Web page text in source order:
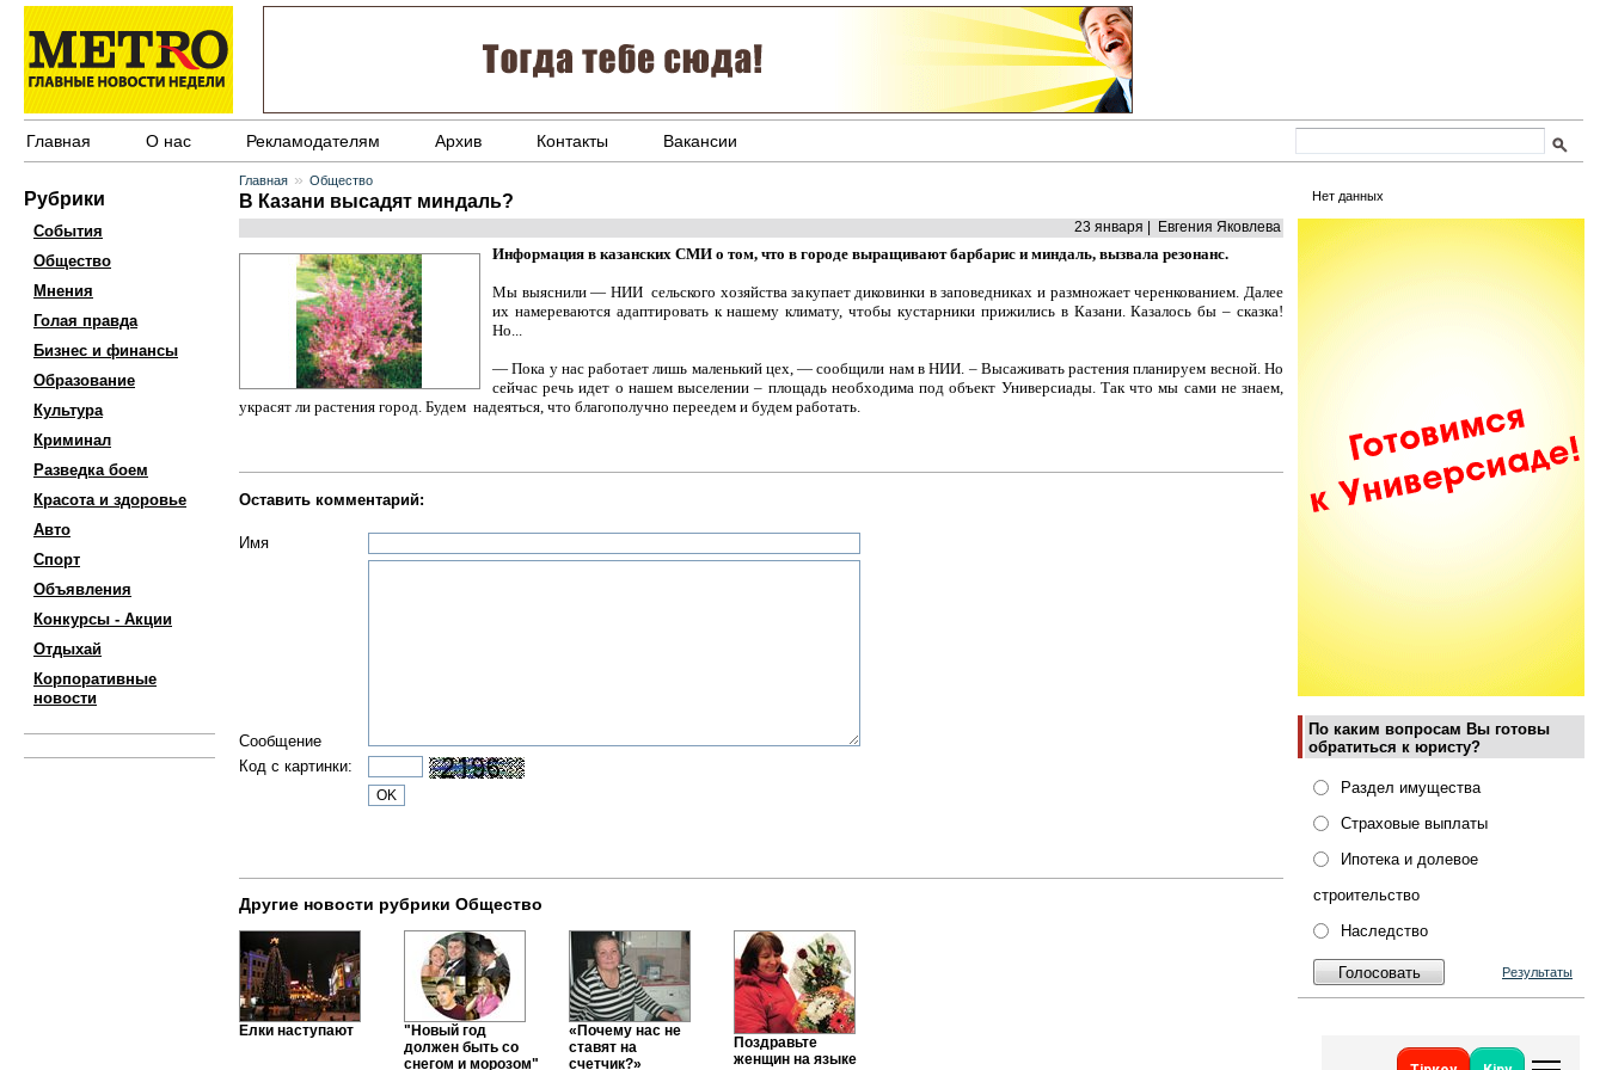
Главная О нас Рекламодателям Архив Контакты Вакансии
Рубрики
События
Общество
Мнения
Голая правда
Бизнес и финансы
Образование
Культура
Криминал
Разведка боем
Красота и здоровье
Авто
Спорт
Объявления
Конкурсы - Акции
Отдыхай
Корпоративные
новости
Нет данных
По каким вопросам Вы готовы
обратиться к юристу?
Раздел имущества
Страховые выплаты
Ипотека и долевое
строительство
Наследство
Результаты
Главная » Общество
В Казани высадят миндаль?
23 января | Евгения Яковлева
Информация в казанских СМИ о том, что в городе выращивают барбарис и миндаль, вызвала резонанс.
Мы выяснили — НИИ сельского хозяйства закупает диковинки в заповедниках и размножает черенкованием. Далее
их намереваются адаптировать к нашему климату, чтобы кустарники прижились в Казани. Казалось бы – сказка!
Но...
— Пока у нас работает лишь маленький цех, — сообщили нам в НИИ. – Высаживать растения планируем весной. Но
сейчас речь идет о нашем выселении – площадь необходима под объект Универсиады. Так что мы сами не знаем,
украсят ли растения город. Будем надеяться, что благополучно переедем и будем работать.
Оставить комментарий:
Имя
Сообщение
Код с картинки:
Другие новости рубрики Общество
Елки наступают
"Новый год
должен быть со
снегом и морозом"
«Почему нас не
ставят на
счетчик?»
Поздравьте
женщин на языке